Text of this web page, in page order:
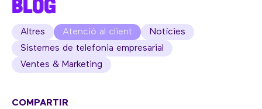
BLOG
Altres Atenció al client
Notícies
Sistemes de telefonia empresarial
Ventes & Marketing
COMPARTIR